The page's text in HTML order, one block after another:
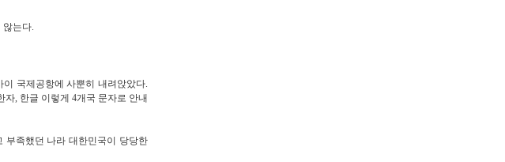
않는다.
이 국제공항에 사뿐히 내려앉았다.
자, 한글 이렇게 4개국 문자로 안내
부족했던 나라 대한민국이 당당한